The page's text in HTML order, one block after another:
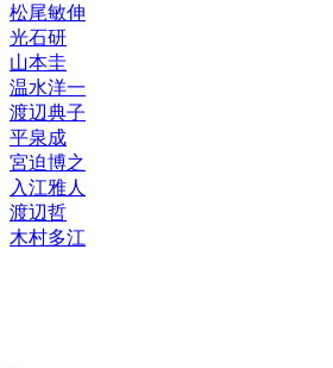
松尾敏伸
光石研
山本圭
温水洋一
渡辺典子
平泉成
宮迫博之
入江雅人
渡辺哲
木村多江